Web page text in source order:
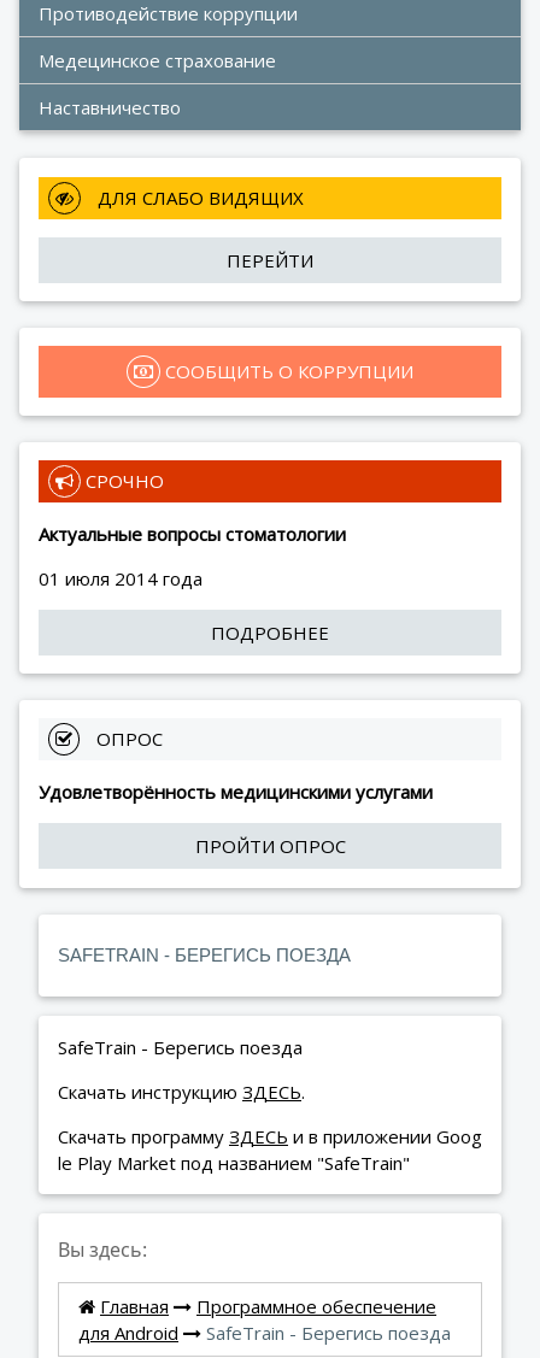
Противодействие коррупции
Медецинское страхование
Наставничество
ДЛЯ СЛАБО ВИДЯЩИХ
ПЕРЕЙТИ
СООБЩИТЬ О КОРРУПЦИИ
СРОЧНО
Актуальные вопросы стоматологии
01 июля 2014 года
ПОДРОБНЕЕ
ОПРОС
Удовлетворённость медицинскими услугами
ПРОЙТИ ОПРОС
SAFETRAIN - БЕРЕГИСЬ ПОЕЗДА
SafeTrain - Берегись поезда
Скачать инструкцию ЗДЕСЬ.
Скачать программу ЗДЕСЬ и в приложении Goog
le Play Market под названием "SafeTrain"
Вы здесь:
Главная
Программное обеспечение
для Android
SafeTrain - Берегись поезда